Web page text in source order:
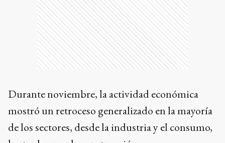
Durante noviembre, la actividad económica
mostró un retroceso generalizado en la mayoría
de los sectores, desde la industria y el consumo,